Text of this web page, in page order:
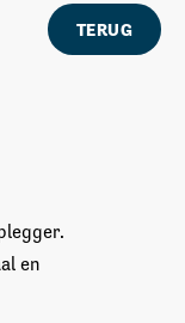
TERUG
en